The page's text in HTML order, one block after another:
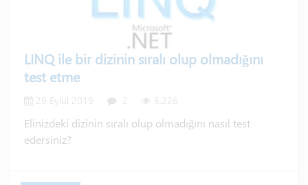
LINQ ile bir dizinin sıralı olup olmadığını
test etme
29 Eylül 2019 6.226
Elinizdeki dizinin sıralı olup olmadığını nasıl test
edersiniz?